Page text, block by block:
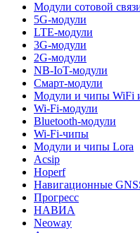
Модули сотовой
5G-модули
LTE-модули
3G-модули
2G-модули
NB-IoT-модули
Смарт-модули
Модули и чипы WiFi
Wi-Fi-модули
Bluetooth-модули
Wi-Fi-чипы
Модули и чипы Lora
Acsip
Hoperf
Навигационные
Прогресс
НАВИА
Neoway